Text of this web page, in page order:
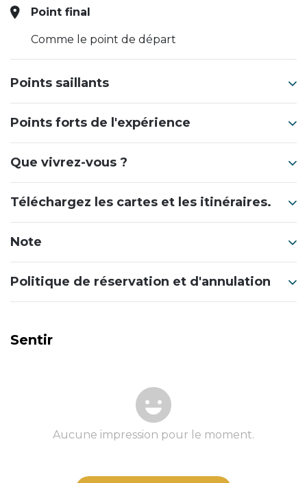
Point final
Comme le point de départ
Points saillants
Points forts de l'expérience
Que vivrez-vous ?
Téléchargez les cartes et les itinéraires.
Note
Politique de réservation et d'annulation
Sentir
Aucune impression pour le moment.